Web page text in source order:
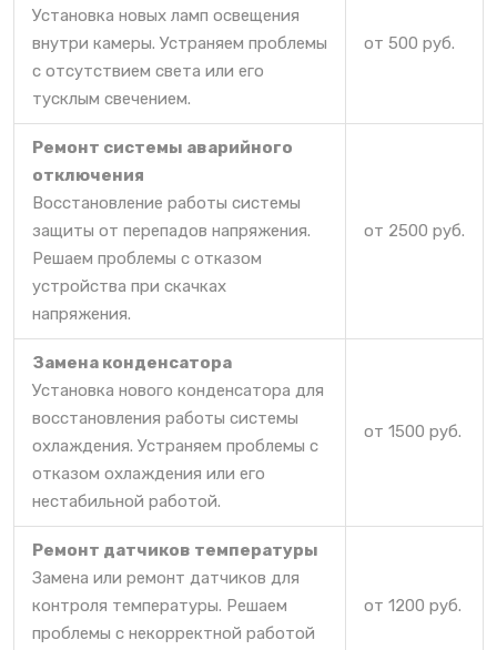
Установка новых ламп освещения
внутри камеры. Устраняем проблемы
с отсутствием света или его
тусклым свечением.
от 500 руб.
Ремонт системы аварийного
отключения
Восстановление работы системы
защиты от перепадов напряжения.
Решаем проблемы с отказом
устройства при скачках
напряжения.
от 2500 руб.
Замена конденсатора
Установка нового конденсатора для
восстановления работы системы
охлаждения. Устраняем проблемы с
отказом охлаждения или его
нестабильной работой.
от 1500 руб.
Ремонт датчиков температуры
Замена или ремонт датчиков для
контроля температуры. Решаем
проблемы с некорректной работой
от 1200 руб.